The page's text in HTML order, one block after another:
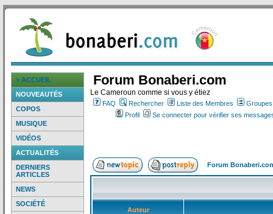
> ACCUEIL
NOUVEAUTÉS
COPOS
MUSIQUE
VIDÉOS
ACTUALITÉS
DERNIERS
ARTICLES
NEWS
SOCIÉTÉ
Forum Bonaberi.com
Le Cameroun comme si vous y étiez
FAQ Rechercher Liste des Membres
Profil
Se connecter pour vérifier ses
Forum
Auteur